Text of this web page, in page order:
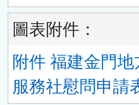
圖表附件：
附件 福建金門
服務社慰問申請